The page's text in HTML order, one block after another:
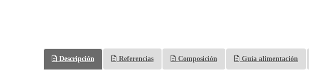
Descripción Referencias Composición Guía alimentación